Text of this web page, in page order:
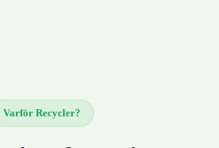
Varför Recycler?